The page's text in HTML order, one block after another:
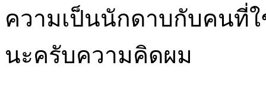
ความเป็นนักดาบกับคนที่
นะครับความคิดผม